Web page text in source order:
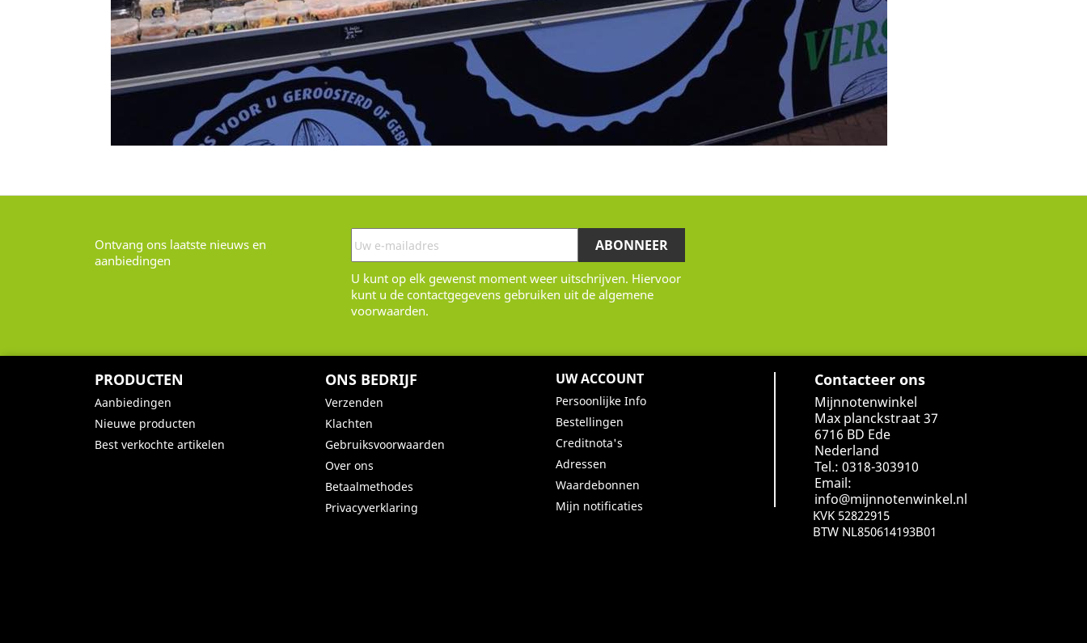
Ontvang ons laatste nieuws en
aanbiedingen
U kunt op elk gewenst moment weer uitschrijven. Hiervoor
kunt u de contactgegevens gebruiken uit de algemene
voorwaarden.
PRODUCTEN
Aanbiedingen
Nieuwe producten
Best verkochte artikelen
ONS BEDRIJF
Verzenden
Klachten
Gebruiksvoorwaarden
Over ons
Betaalmethodes
Privacyverklaring
UW ACCOUNT
Persoonlijke Info
Bestellingen
Creditnota's
Adressen
Waardebonnen
Mijn notificaties
Contacteer ons
Mijnnotenwinkel
Max planckstraat 37
6716 BD Ede
Nederland
Tel.: 0318-303910
Email:
info@mijnnotenwinkel.nl
KVK 52822915
BTW NL850614193B01